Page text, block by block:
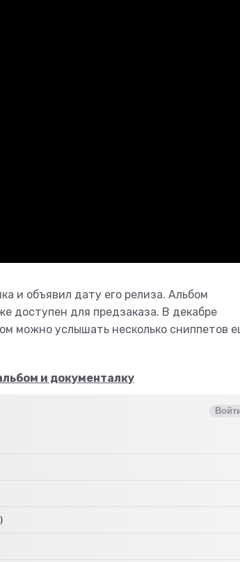
и объявил дату его релиза. Альбом
доступен для предзаказа. В декабре
можно услышать несколько сниппетов
и документалку